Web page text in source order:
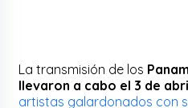
La transmisión de los
llevaron a cabo el 3 de
artistas galardonados con